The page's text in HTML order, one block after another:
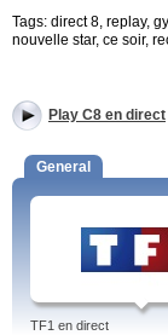
Tags: direct 8, replay,
nouvelle star, ce soir,
Play C8 en direct
General
TF1 en direct